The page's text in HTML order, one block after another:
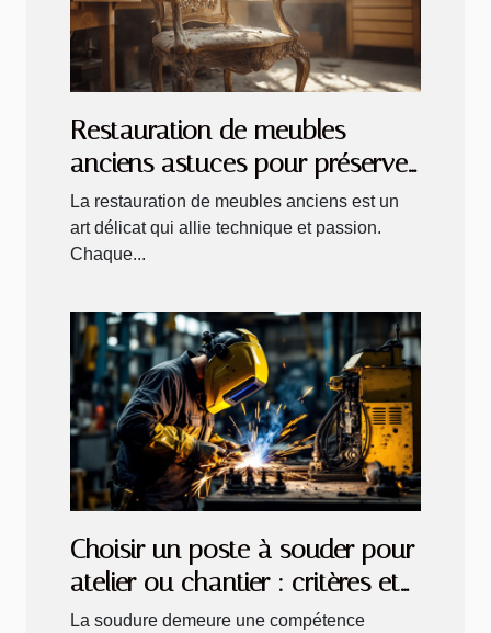
Restauration de meubles
anciens astuces pour préserver
le charme d'époque
La restauration de meubles anciens est un
art délicat qui allie technique et passion.
Chaque...
Choisir un poste à souder pour
atelier ou chantier : critères et
recommandations
La soudure demeure une compétence